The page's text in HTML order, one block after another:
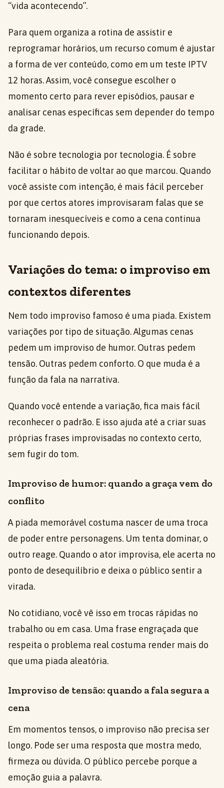
“vida acontecendo”.
Para quem organiza a rotina de assistir e
reprogramar horários, um recurso comum é ajustar
a forma de ver conteúdo, como em um teste IPTV
12 horas. Assim, você consegue escolher o
momento certo para rever episódios, pausar e
analisar cenas específicas sem depender do tempo
da grade.
Não é sobre tecnologia por tecnologia. É sobre
facilitar o hábito de voltar ao que marcou. Quando
você assiste com intenção, é mais fácil perceber
por que certos atores improvisaram falas que se
tornaram inesquecíveis e como a cena continua
funcionando depois.
Variações do tema: o improviso em
contextos diferentes
Nem todo improviso famoso é uma piada. Existem
variações por tipo de situação. Algumas cenas
pedem um improviso de humor. Outras pedem
tensão. Outras pedem conforto. O que muda é a
função da fala na narrativa.
Quando você entende a variação, fica mais fácil
reconhecer o padrão. E isso ajuda até a criar suas
próprias frases improvisadas no contexto certo,
sem fugir do tom.
Improviso de humor: quando a graça vem do
conflito
A piada memorável costuma nascer de uma troca
de poder entre personagens. Um tenta dominar, o
outro reage. Quando o ator improvisa, ele acerta no
ponto de desequilíbrio e deixa o público sentir a
virada.
No cotidiano, você vê isso em trocas rápidas no
trabalho ou em casa. Uma frase engraçada que
respeita o problema real costuma render mais do
que uma piada aleatória.
Improviso de tensão: quando a fala segura a
cena
Em momentos tensos, o improviso não precisa ser
longo. Pode ser uma resposta que mostra medo,
firmeza ou dúvida. O público percebe porque a
emoção guia a palavra.